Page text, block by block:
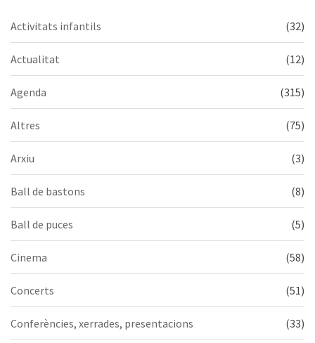
Activitats infantils (32)
Actualitat (12)
Agenda (315)
Altres (75)
Arxiu (3)
Ball de bastons (8)
Ball de puces (5)
Cinema (58)
Concerts (51)
Conferències, xerrades, presentacions (33)